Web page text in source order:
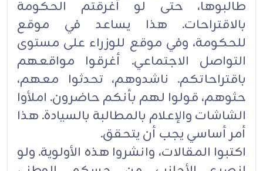
طالبوها، حتى لو أغرقتم الحكومة
بالاقتراحات. هذا يساعد في موقع
للحكومة، وفي موقع للوزراء على ‏مستوى
التواصل الاجتماعي. أغرقوا مواقعهم
باقتراحاتكم. ناشدوهم، تحدثوا معهم،
حثوهم، قولوا لهم بأنكم حاضرون. ‏املأوا
الشاشات والإعلام بالمطالبة بالسيادة. هذا
أمر أساسي يجب أن يتحقق‎.‎
اكتبوا المقالات، وانشروا هذه الأولوية. ولو